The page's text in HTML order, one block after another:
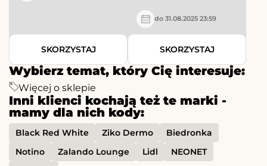
Wybierz temat, który Cię interesuje:
Więcej o sklepie
Inni klienci kochają też te marki -
mamy dla nich kody:
Black Red White Ziko Dermo
Biedronka
Notino
Zalando Lounge Lidl
NEONET
SKORZYSTAJ
do 31.08.2025 23:59
SKORZYSTAJ